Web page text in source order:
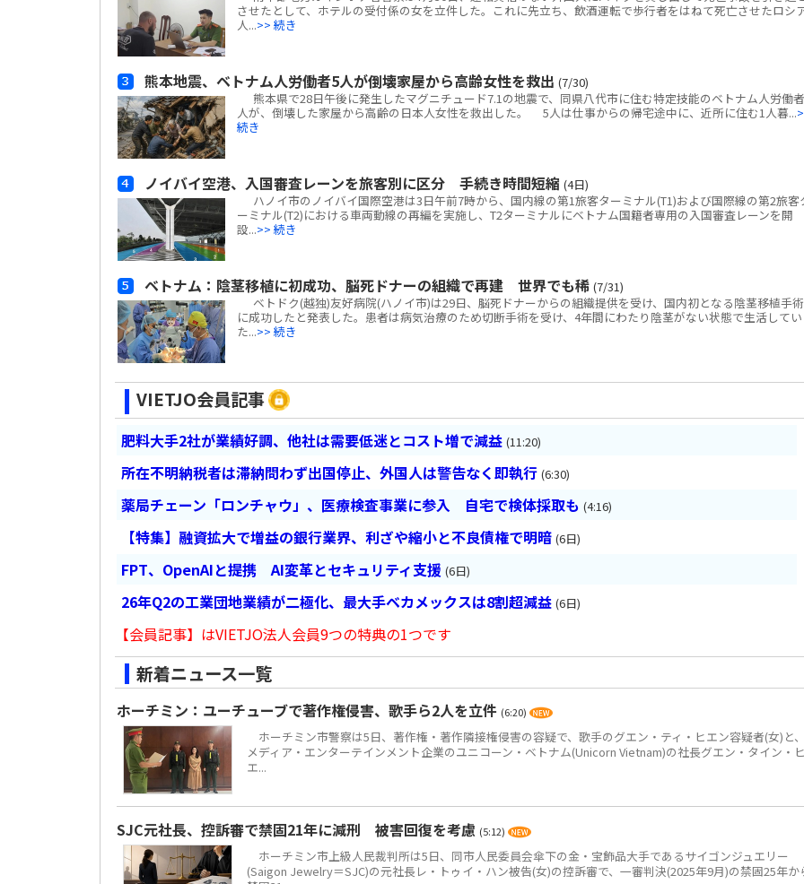
させたとして、ホテルの受付係の女を立件した。これに先立ち、飲酒運転で歩行者をはねて死亡させたロシ
人...>> 続き
熊本地震、ベトナム人労働者5人が倒壊家屋から高齢女性を救出 (7/30)
熊本県で28日午後に発生したマグニチュード7.1の地震で、同県八代市に住む特定技能のベトナム人労働
人が、倒壊した家屋から高齢の日本人女性を救出した。 5人は仕事からの帰宅途中に、近所に住む1人暮...
続き
ノイバイ空港、入国審査レーンを旅客別に区分 手続き時間短縮 (4日)
ハノイ市のノイバイ国際空港は3日午前7時から、国内線の第1旅客ターミナル(T1)および国際線の第2旅客
ーミナル(T2)における車両動線の再編を実施し、T2ターミナルにベトナム国籍者専用の入国審査レーンを開
設...>> 続き
ベトナム：陰茎移植に初成功、脳死ドナーの組織で再建 世界でも稀 (7/31)
ベトドク(越独)友好病院(ハノイ市)は29日、脳死ドナーからの組織提供を受け、国内初となる陰茎移植手術
に成功したと発表した。患者は病気治療のため切断手術を受け、4年間にわたり陰茎がない状態で生活してい
た...>> 続き
VIETJO会員記事
肥料大手2社が業績好調、他社は需要低迷とコスト増で減益 (11:20)
所在不明納税者は滞納問わず出国停止、外国人は警告なく即執行 (6:30)
薬局チェーン「ロンチャウ」、医療検査事業に参入 自宅で検体採取も (4:16)
【特集】融資拡大で増益の銀行業界、利ざや縮小と不良債権で明暗 (6日)
FPT、OpenAIと提携 AI変革とセキュリティ支援 (6日)
26年Q2の工業団地業績が二極化、最大手ベカメックスは8割超減益 (6日)
【会員記事】はVIETJO法人会員9つの特典の1つです
新着ニュース一覧
ホーチミン：ユーチューブで著作権侵害、歌手ら2人を立件 (6:20)
ホーチミン市警察は5日、著作権・著作隣接権侵害の容疑で、歌手のグエン・ティ・ヒエン容疑者(女)と、
メディア・エンターテインメント企業のユニコーン・ベトナム(Unicorn Vietnam)の社長グエン・タイン・ヒ
エ...
SJC元社長、控訴審で禁固21年に減刑 被害回復を考慮 (5:12)
ホーチミン市上級人民裁判所は5日、同市人民委員会傘下の金・宝飾品大手であるサイゴンジュエリー
(Saigon Jewelry＝SJC)の元社長レ・トゥイ・ハン被告(女)の控訴審で、一審判決(2025年9月)の禁固25年か